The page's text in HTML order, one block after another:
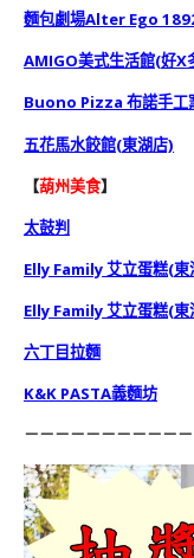
麵包劇場Alter Ego
AMIGO美式生活館(好X
Buono Pizza 布諾手工
五花馬水餃館(東湖店)
【葫州美食】
太鼓判
Elly Family 艾立蛋糕(
Elly Family 艾立蛋糕(
六丁目拉麵
K&K PASTA義麵坊
－－－－－－－－－－